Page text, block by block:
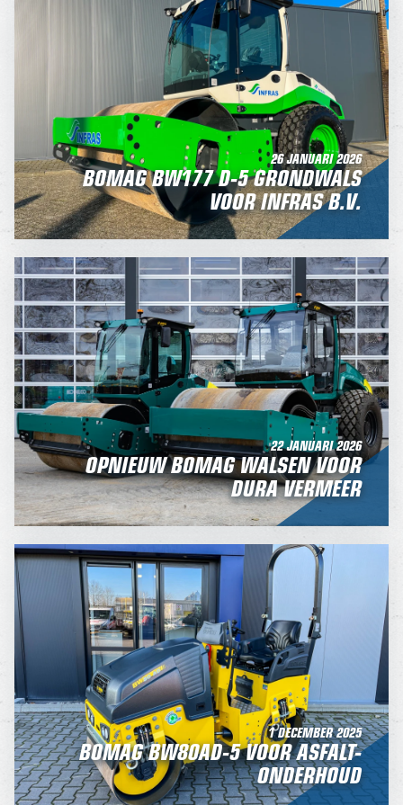
26 JANUARI 2026
BOMAG BW177 D-5 GRONDWALS
VOOR INFRAS B.V.
22 JANUARI 2026
OPNIEUW BOMAG WALSEN VOOR
DURA VERMEER
1 DECEMBER 2025
BOMAG BW80AD-5 VOOR ASFALT-
ONDERHOUD